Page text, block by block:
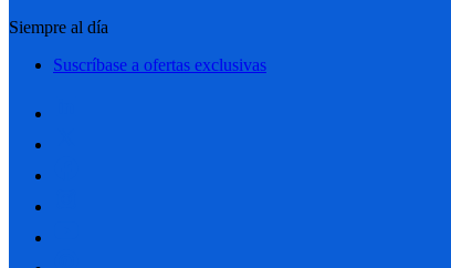
Siempre al día
Suscríbase a ofertas exclusivas